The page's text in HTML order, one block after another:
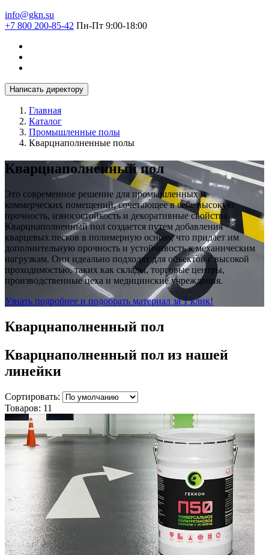
info@gkn.su
+7 800 200-85-42 Пн-Пт 9:00-18:00
Написать директору
Главная
Каталог
Промышленные полы
Кварцнаполненные полы
Кварцнаполненный пол
Это современное решение для промышленных и
коммерческих помещений, сочетающее в себе высокую
прочность, износостойкость и декоративные свойства.
Кварцнаполненный пол создается путем добавления
кварцевых песков в полимерную основу, что придает им
дополнительную прочность и устойчивость к механическим
нагрузкам. Они идеально подходят для объектов с высокой
проходимостью, таких как склады, торговые центры,
производственные цеха и медицинские учреждения.
Узнать подробнее и подобрать материал за 1 клик!
Кварцнаполненный пол
Кварцнаполненный пол из нашей
линейки
Сортировать:
Товаров: 11